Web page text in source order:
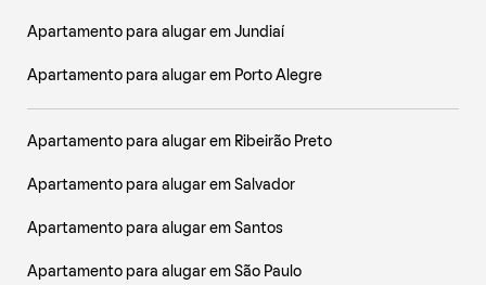
Apartamento para alugar em Jundiaí
Apartamento para alugar em Porto Alegre
Apartamento para alugar em Ribeirão Preto
Apartamento para alugar em Salvador
Apartamento para alugar em Santos
Apartamento para alugar em São Paulo